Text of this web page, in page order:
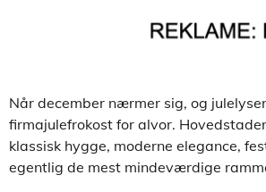
Når december nærmer sig, og
firmajulefrokost for alvor.
klassisk hygge, moderne elegance,
egentlig de mest mindeværdige